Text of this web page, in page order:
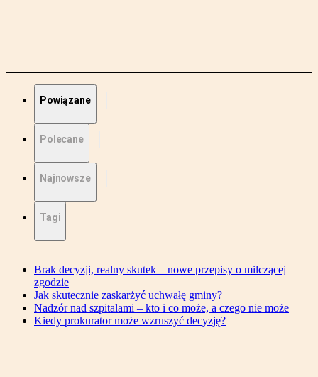
Powiązane
Polecane
Najnowsze
Tagi
Brak decyzji, realny skutek – nowe przepisy o milczącej
zgodzie
Jak skutecznie zaskarżyć uchwałę gminy?
Nadzór nad szpitalami – kto i co może, a czego nie może
Kiedy prokurator może wzruszyć decyzję?